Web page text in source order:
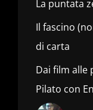
La puntata
Il fascino
di carta
Dai film alle
Pilato con